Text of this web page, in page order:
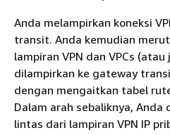
Anda melampirkan koneksi
transit. Anda kemudian
lampiran VPN dan VPCs
dilampirkan ke gateway
dengan mengaitkan tabel
Dalam arah sebaliknya,
lintas dari lampiran VPN IP